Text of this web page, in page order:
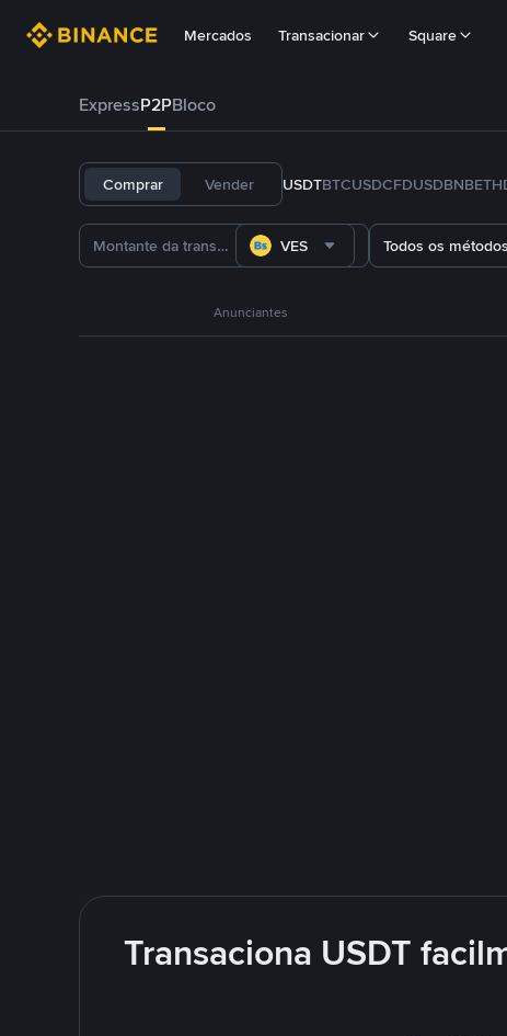
Mercados Transacionar Square
ExpressP2PBloco
Comprar Vender USDTBTCUSDCFDUSDBNBETH
VES Todos os
Anunciantes
Transaciona USDT